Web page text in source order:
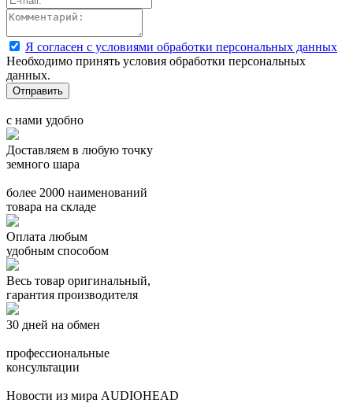
Я согласен с условиями обработки персональных данных
Необходимо принять условия обработки персональных
данных.
с нами удобно
Доставляем в любую точку
земного шара
более 2000 наименований
товара на складе
Оплата любым
удобным способом
Весь товар оригинальный,
гарантия производителя
30 дней на обмен
профессиональные
консультации
Новости из мира AUDIOHEAD